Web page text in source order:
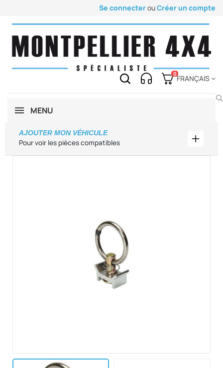
Se connecterouCréer un compte
0
FRANÇAIS
MENU
Pour voir les pièces compatibles
AJOUTER MON VÉHICULE